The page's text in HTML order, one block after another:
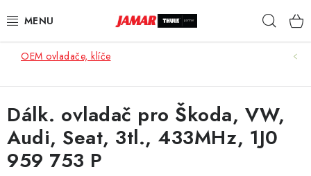
na
STŘEŠNÍ NOSIČE
STŘEŠNÍ BOXY
KOČÁRKY
OEM ovladače, klíče
Dálk. ovladač pro Škoda, VW,
Audi, Seat, 3tl., 433MHz, 1J0
959 753 P